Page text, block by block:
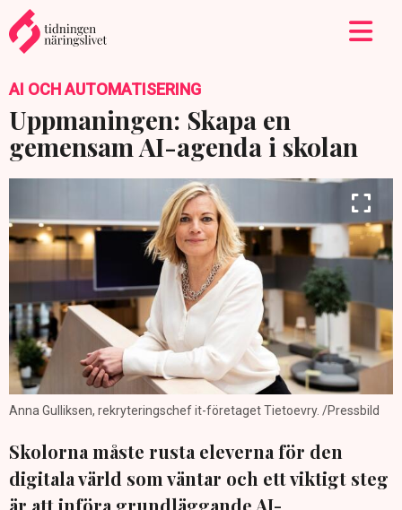
AI OCH AUTOMATISERING
Uppmaningen: Skapa en
gemensam AI-agenda i skolan
Anna Gulliksen, rekryteringschef it-företaget Tietoevry. /Pressbild
Skolorna måste rusta eleverna för den
digitala värld som väntar och ett viktigt steg
är att införa grundläggande AI-